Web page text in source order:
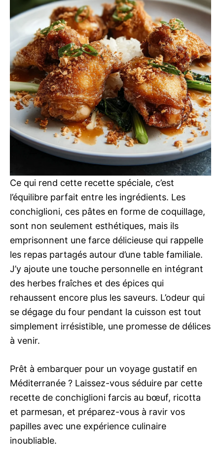
Ce qui rend cette recette spéciale, c’est
l’équilibre parfait entre les ingrédients. Les
conchiglioni, ces pâtes en forme de coquillage,
sont non seulement esthétiques, mais ils
emprisonnent une farce délicieuse qui rappelle
les repas partagés autour d’une table familiale.
J’y ajoute une touche personnelle en intégrant
des herbes fraîches et des épices qui
rehaussent encore plus les saveurs. L’odeur qui
se dégage du four pendant la cuisson est tout
simplement irrésistible, une promesse de délices
à venir.
Prêt à embarquer pour un voyage gustatif en
Méditerranée ? Laissez-vous séduire par cette
recette de conchiglioni farcis au bœuf, ricotta
et parmesan, et préparez-vous à ravir vos
papilles avec une expérience culinaire
inoubliable.